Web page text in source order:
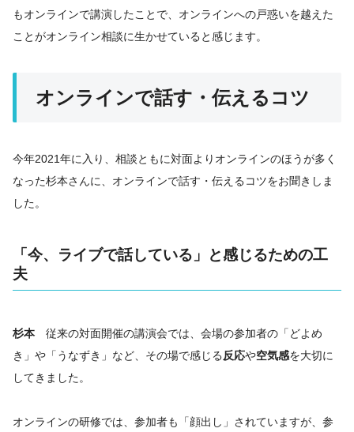
もオンラインで講演したことで、オンラインへの戸惑いを越えた
ことがオンライン相談に生かせていると感じます。
オンラインで話す・伝えるコツ
今年2021年に入り、相談ともに対面よりオンラインのほうが多く
なった杉本さんに、オンラインで話す・伝えるコツをお聞きしま
した。
「今、ライブで話している」と感じるための工
夫
杉本 従来の対面開催の講演会では、会場の参加者の「どよめ
き」や「うなずき」など、その場で感じる 反応や空気感を大切に
してきました。
オンラインの研修では、参加者も「顔出し」されていますが、参